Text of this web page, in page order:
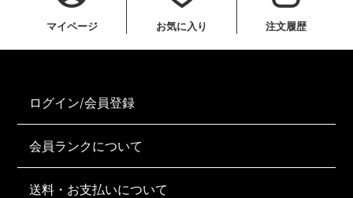
マイページ お気に入り 注文履歴
ログイン/会員登録
会員ランクについて
送料・お支払いについて